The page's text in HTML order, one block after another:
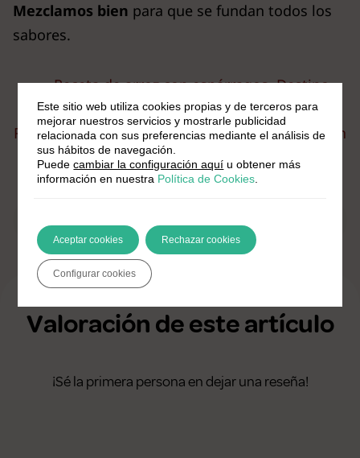
Mezclamos bien para que se fundan todos los
sabores.
← Receta de arroz con espárragos. Destino
Alcalá del Valle
Receta de arroz con zorzales. Destino Villamartín
→
Compartir en Facebook
Compartir en X Compartir en WhatsApp
Valoración de este artículo
¡Sé la primera persona en dejar una reseña!
Este sitio web utiliza cookies propias y de terceros para
mejorar nuestros servicios y mostrarle publicidad
relacionada con sus preferencias mediante el análisis de
sus hábitos de navegación.
Puedecambiar la configuración aquí u obtener más
información en nuestra Política de Cookies
Aceptar cookies Rechazar cookies
Configurar cookies